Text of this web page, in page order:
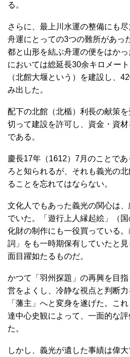
る。
さらに、最上川水運の整備にも
舟運にとっての3つの難所があっ
都と山形を結ぶ舟運の便をはか
においては総延長30余キロメー
（北館大堰という）を建設し、
み出した。
配下の北館（北楯）利長の献策
切って建設を許可し、資金・資
である。
慶長17年（1612）7月のことで
ろと知られるが、それも義光の
ることを忘れてはならない。
文化人でもあった義光の関心は
でいた。「遊行上人縁起絵」（
化財の制作にも一役買っている
詞」をも一時期保有していたと
面目躍如たるものだ。
かつて「羽州探題」の再興を目
営をよくし、冷静な視点と判断
「藩主」へと変身を遂げた。こ
達中心史観によって、一面的な
た。
しかし、義光が遺した事績は偉